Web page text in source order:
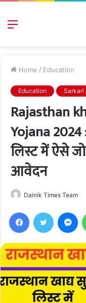
Menu
Home / Education
Education Sarkari
Rajasthan
Yojana 2024
लिस्ट में ऐसे
आवेदन
Dainik Times Team
FacebookTwitter